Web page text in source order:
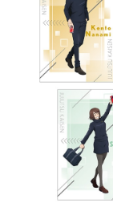
映画ちいかわ
じゅじゅフェ
薬屋のひとり
名探偵コナン
アニメ『僕
ハイキュー!!